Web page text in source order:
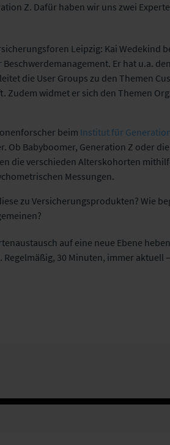
Z. Dafür haben wir uns zwei
Leipzig: Kai Wedekind
Er hat u.a.
die User Groups zu den Themen
Zudem widmet er sich den Themen
beim Institut für
Ob Babyboomer, Generation Z oder
die verschieden Alterskohorten
Messungen.
zu Versicherungsprodukten? Wie
auf eine neue Ebene
30 Minuten, immer aktuell